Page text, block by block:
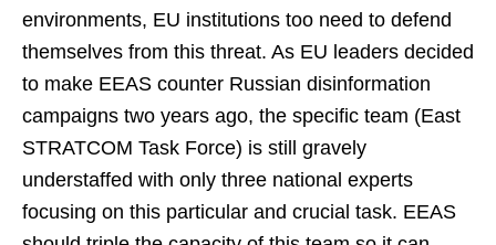
environments, EU institutions too need to defend
themselves from this threat. As EU leaders decided
to make EEAS counter Russian disinformation
campaigns two years ago, the specific team (East
STRATCOM Task Force) is still gravely
understaffed with only three national experts
focusing on this particular and crucial task. EEAS